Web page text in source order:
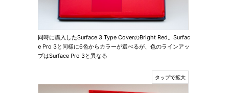
同時に購入したSurface 3 Type CoverのBright Red。Surfac
e Pro 3と同様に6色からカラーが選べるが、色のラインアッ
プはSurface Pro 3と異なる